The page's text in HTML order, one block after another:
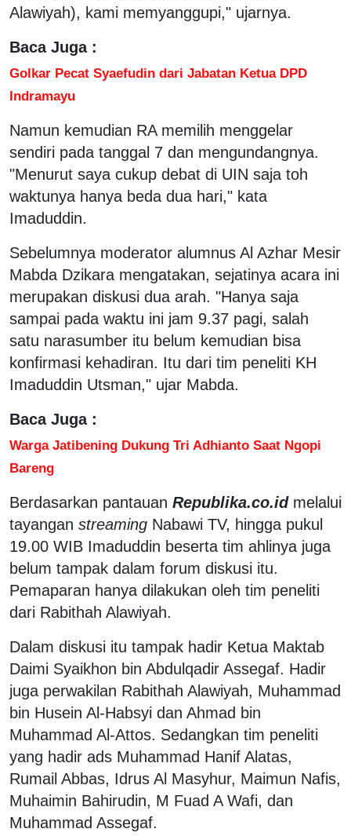
Alawiyah), kami memyanggupi," ujarnya.
Baca Juga :
Golkar Pecat Syaefudin dari Jabatan Ketua DPD
Indramayu
Namun kemudian RA memilih menggelar
sendiri pada tanggal 7 dan mengundangnya.
"Menurut saya cukup debat di UIN saja toh
waktunya hanya beda dua hari," kata
Imaduddin.
Sebelumnya moderator alumnus Al Azhar Mesir
Mabda Dzikara mengatakan, sejatinya acara ini
merupakan diskusi dua arah. "Hanya saja
sampai pada waktu ini jam 9.37 pagi, salah
satu narasumber itu belum kemudian bisa
konfirmasi kehadiran. Itu dari tim peneliti KH
Imaduddin Utsman," ujar Mabda.
Baca Juga :
Warga Jatibening Dukung Tri Adhianto Saat Ngopi
Bareng
Berdasarkan pantauan Republika.co.idmelalui
tayangan streaming Nabawi TV, hingga pukul
19.00 WIB Imaduddin beserta tim ahlinya juga
belum tampak dalam forum diskusi itu.
Pemaparan hanya dilakukan oleh tim peneliti
dari Rabithah Alawiyah.
Dalam diskusi itu tampak hadir Ketua Maktab
Daimi Syaikhon bin Abdulqadir Assegaf. Hadir
juga perwakilan Rabithah Alawiyah, Muhammad
bin Husein Al-Habsyi dan Ahmad bin
Muhammad Al-Attos. Sedangkan tim peneliti
yang hadir ads Muhammad Hanif Alatas,
Rumail Abbas, Idrus Al Masyhur, Maimun Nafis,
Muhaimin Bahirudin, M Fuad A Wafi, dan
Muhammad Assegaf.